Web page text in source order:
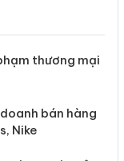
phạm thương